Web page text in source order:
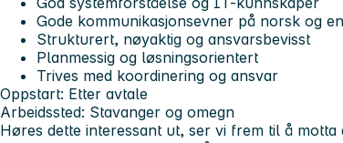
Gode kommunikasjonsevner på norsk og
Strukturert, nøyaktig og ansvarsbevisst
Planmessig og løsningsorientert
Trives med koordinering og ansvar
Oppstart: Etter avtale
Arbeidssted: Stavanger og omegn
Høres dette interessant ut, ser vi frem til å motta